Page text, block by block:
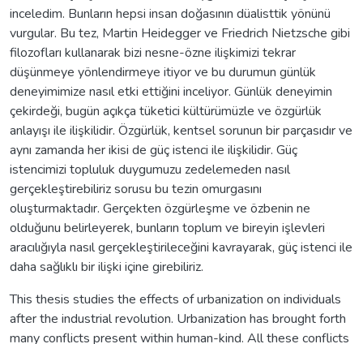
inceledim. Bunların hepsi insan doğasının düalisttik yönünü
vurgular. Bu tez, Martin Heidegger ve Friedrich Nietzsche gibi
filozofları kullanarak bizi nesne-özne ilişkimizi tekrar
düşünmeye yönlendirmeye itiyor ve bu durumun günlük
deneyimimize nasıl etki ettiğini inceliyor. Günlük deneyimin
çekirdeği, bugün açıkça tüketici kültürümüzle ve özgürlük
anlayışı ile ilişkilidir. Özgürlük, kentsel sorunun bir parçasıdır ve
aynı zamanda her ikisi de güç istenci ile ilişkilidir. Güç
istencimizi topluluk duygumuzu zedelemeden nasıl
gerçekleştirebiliriz sorusu bu tezin omurgasını
oluşturmaktadır. Gerçekten özgürleşme ve özbenin ne
olduğunu belirleyerek, bunların toplum ve bireyin işlevleri
aracılığıyla nasıl gerçekleştirileceğini kavrayarak, güç istenci ile
daha sağlıklı bir ilişki içine girebiliriz.
This thesis studies the effects of urbanization on individuals
after the industrial revolution. Urbanization has brought forth
many conflicts present within human-kind. All these conflicts